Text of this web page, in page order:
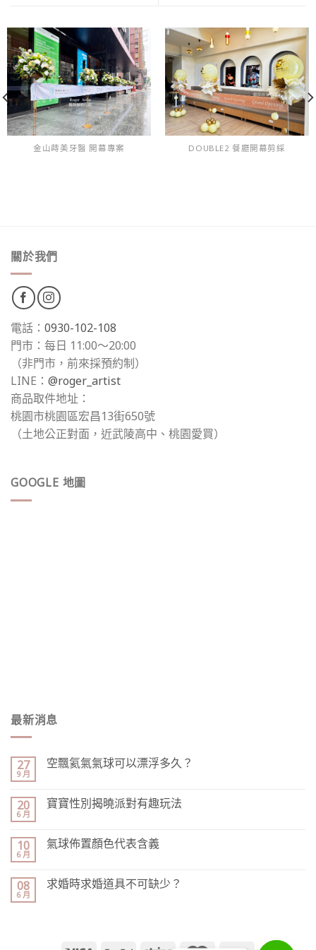
金山蒔美牙醫 開幕專案 DOUBLE2 餐廳開幕剪綵
關於我們
電話： 0930-102-108
門市：每日 11:00～20:00
（非門市，前來採預約制）
LINE： @roger_artist
商品取件地址：
桃園市桃園區宏昌13街650號
（土地公正對面，近武陵高中、桃園愛買）
GOOGLE 地圖
最新消息
27
9 月
空飄氦氣氣球可以漂浮多久？
20
6 月
寶寶性別揭曉派對有趣玩法
10
6 月
氣球佈置顏色代表含義
08
6 月
求婚時求婚道具不可缺少？